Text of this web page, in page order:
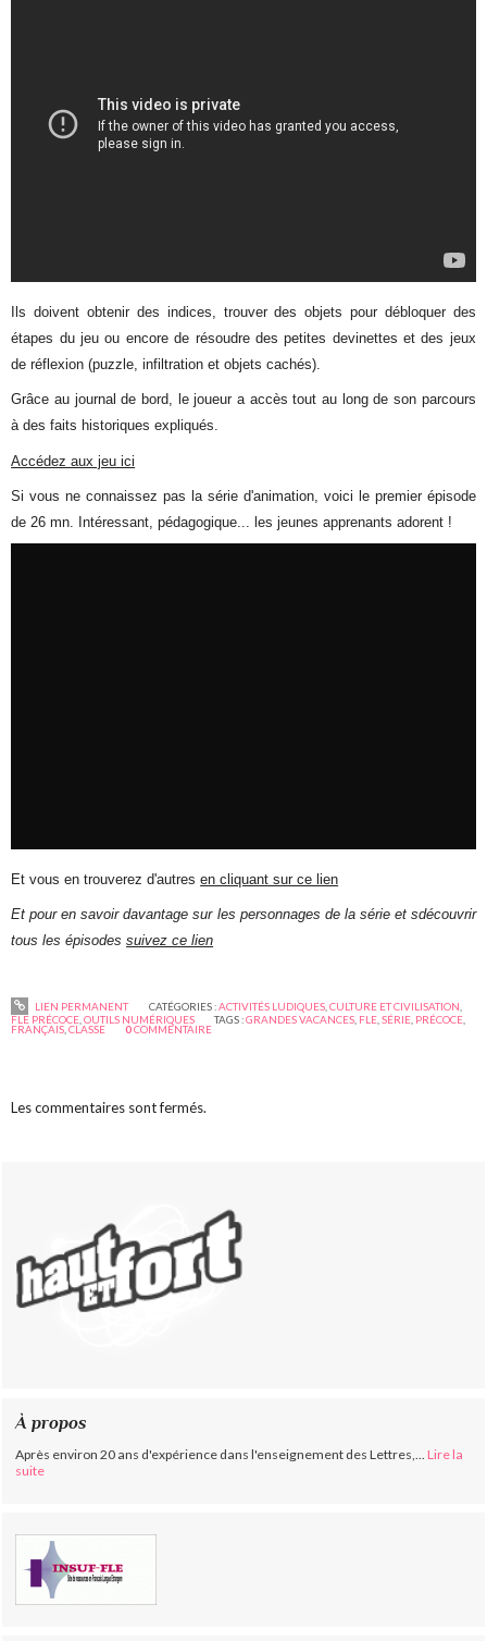
À propos
Après environ 20 ans d'expérience dans l'enseignement des Lettres,... Lire la
suite
Ils doivent obtenir des indices, trouver des objets pour débloquer des
étapes du jeu ou encore de résoudre des petites devinettes et des jeux
de réflexion (puzzle, infiltration et objets cachés).
Grâce au journal de bord, le joueur a accès tout au long de son parcours
à des faits historiques expliqués.
Accédez aux jeu ici
Si vous ne connaissez pas la série d'animation, voici le premier épisode
de 26 mn. Intéressant, pédagogique... les jeunes apprenants adorent !
Et vous en trouverez d'autresen cliquant sur ce lien
Et pour en savoir davantage sur les personnages de la série et sdécouvrir
tous les épisodessuivez ce lien
LIEN PERMANENT CATÉGORIES :ACTIVITÉS LUDIQUES, CULTURE ET CIVILISATION
FLE PRÉCOCE ,OUTILS NUMÉRIQUES TAGS :GRANDES VACANCES FLE ,SÉRIE PRÉCOCE
FRANÇAIS ,CLASSE 0COMMENTAIRE
Les commentaires sont fermés.